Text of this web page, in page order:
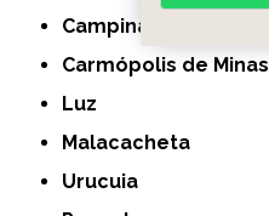
Campina Verde
Carmópolis de Minas
Luz
Malacacheta
Urucuia